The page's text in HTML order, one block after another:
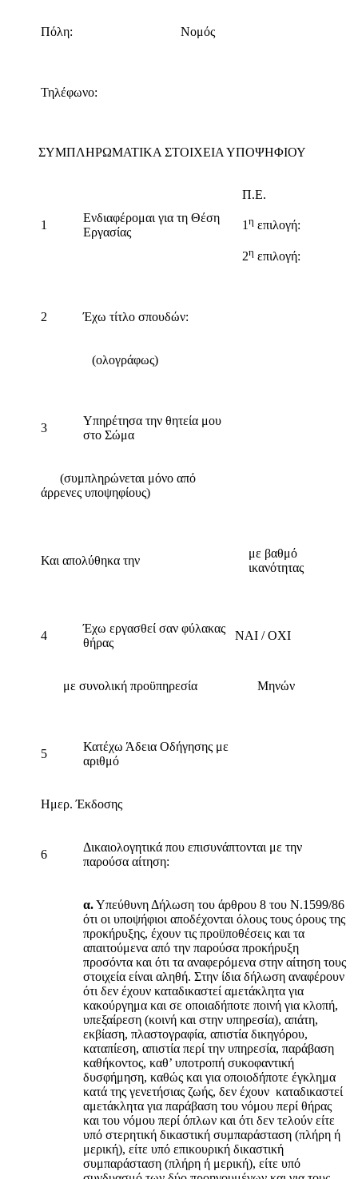
Πόλη: Νομός
Τηλέφωνο:
ΣΥΜΠΛΗΡΩΜΑΤΙΚΑ ΣΤΟΙΧΕΙΑ ΥΠΟΨΗΦΙΟΥ
1
Ενδιαφέρομαι για τη Θέση
Εργασίας
Π.Ε.
1η επιλογή:
2η επιλογή:
2 Έχω τίτλο σπουδών:
(ολογράφως)
3
Υπηρέτησα την θητεία μου
στο Σώμα
(συμπληρώνεται μόνο από
άρρενες υποψηφίους)
Και απολύθηκα την
με βαθμό
ικανότητας
4
Έχω εργασθεί σαν φύλακας
θήρας
ΝΑΙ / ΟΧΙ
με συνολική προϋπηρεσία Μηνών
5
Κατέχω Άδεια Οδήγησης με
αριθμό
Ημερ. Έκδοσης
6
Δικαιολογητικά που επισυνάπτονται με την
παρούσα αίτηση:
α.Υπεύθυνη Δήλωση του άρθρου 8 του Ν.1599/86
ότι οι υποψήφιοι αποδέχονται όλους τους όρους της
προκήρυξης, έχουν τις προϋποθέσεις και τα
απαιτούμενα από την παρούσα προκήρυξη
προσόντα και ότι τα αναφερόμενα στην αίτηση τους
στοιχεία είναι αληθή. Στην ίδια δήλωση αναφέρουν
ότι δεν έχουν καταδικαστεί αμετάκλητα για
κακούργημα και σε οποιαδήποτε ποινή για κλοπή,
υπεξαίρεση (κοινή και στην υπηρεσία), απάτη,
εκβίαση, πλαστογραφία, απιστία δικηγόρου,
καταπίεση, απιστία περί την υπηρεσία, παράβαση
καθήκοντος, καθ’ υποτροπή συκοφαντική
δυσφήμηση, καθώς και για οποιοδήποτε έγκλημα
κατά της γενετήσιας ζωής, δεν έχουν καταδικαστεί
αμετάκλητα για παράβαση του νόμου περί θήρας
και του νόμου περί όπλων και ότι δεν τελούν είτε
υπό στερητική δικαστική συμπαράσταση (πλήρη ή
μερική), είτε υπό επικουρική δικαστική
συμπαράσταση (πλήρη ή μερική), είτε υπό